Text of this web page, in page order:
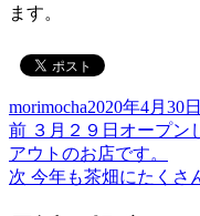
ます。
投
稿
者
morimocha投
稿
日:
2020年4月30日
投
稿
前 前
の
投
３月２９日オープン
アウトのお店です。
次 次
今年も茶畑にたくさ